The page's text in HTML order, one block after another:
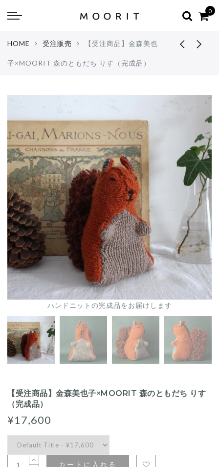
Back
編み物はじめて教室：棒針編
Errata お詫びと訂正
Back
Knitting kit
Patterns & Books
0
HOME 受注販売 【受注商品】金森美也
子×MOORIT 森のともだち りす（完成品）
ハンドニットの完成品をお届けします
【受注商品】金森美也子×MOORIT 森のともだち りす
（完成品）
¥17,600
カートに入れる